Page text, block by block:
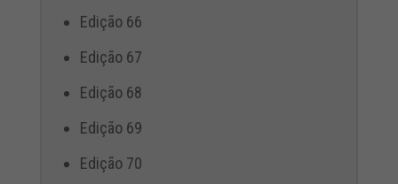
Edição 66
Edição 67
Edição 68
Edição 69
Edição 70